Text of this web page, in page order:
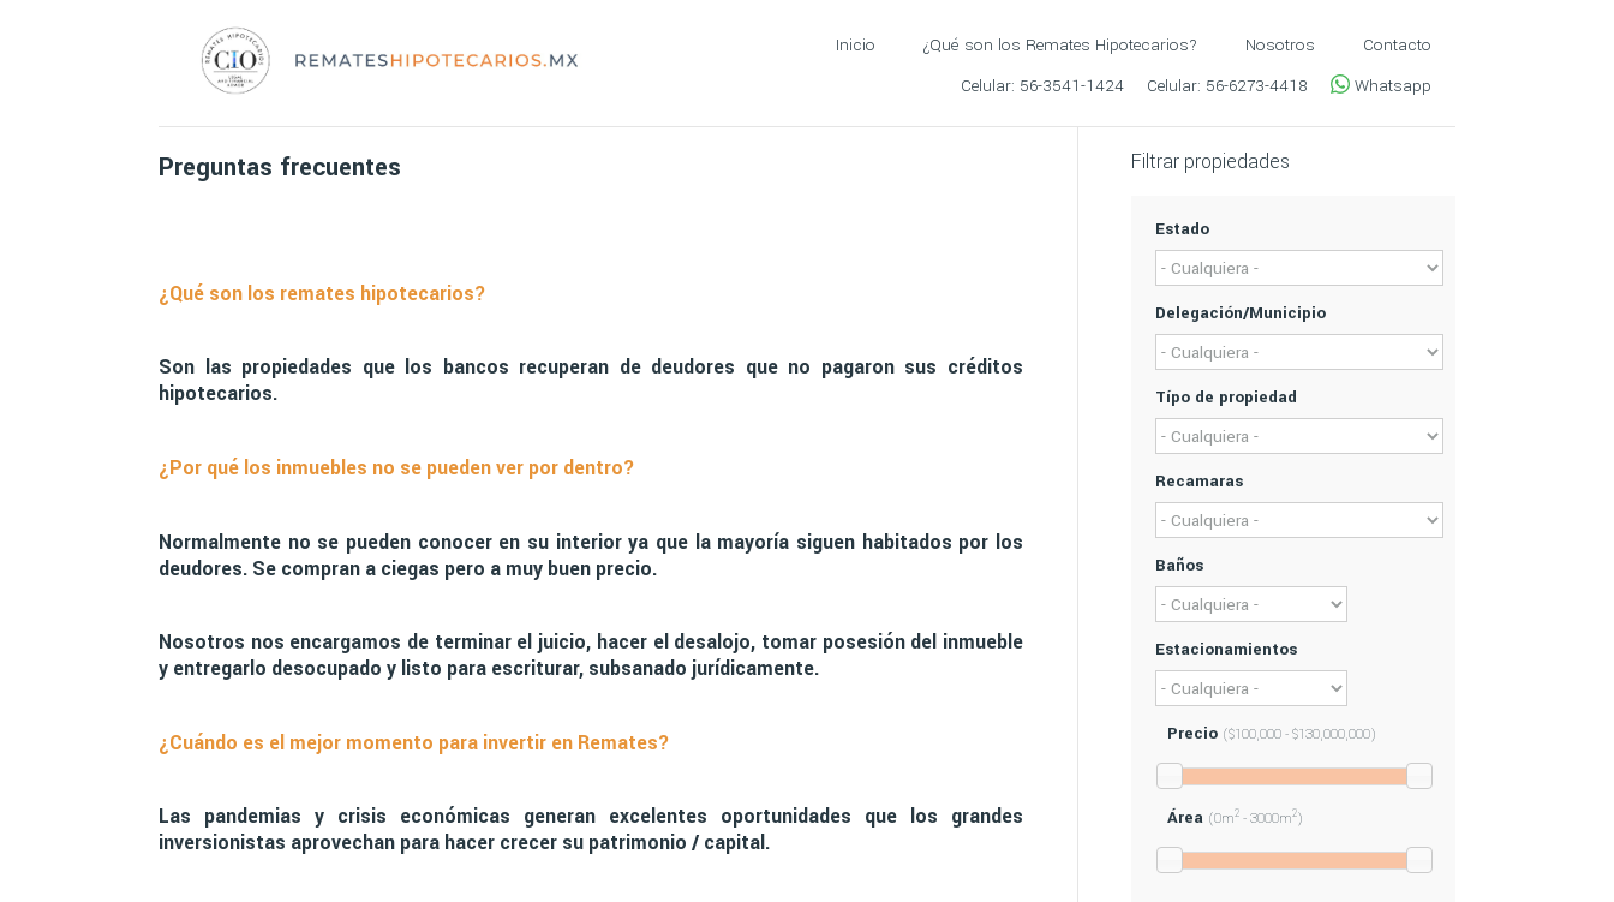
Inicio ¿Qué son los Remates Hipotecarios? Nosotros
Contacto
Celular: 56-3541-1424 Celular: 56-6273-4418 Whatsapp
Filtrar propiedades
Estado
Delegación/Municipio
Típo de propiedad
Recamaras
Baños
Estacionamientos
Precio ($100,000 - $130,000,000)
Área (0m2 - 3000m2)
Preguntas frecuentes
¿Qué son los remates hipotecarios?
Son las propiedades que los bancos recuperan de deudores que no pagaron sus créditos
hipotecarios.
¿Por qué los inmuebles no se pueden ver por dentro?
Normalmente no se pueden conocer en su interior ya que la mayoría siguen habitados por los
deudores. Se compran a ciegas pero a muy buen precio.
Nosotros nos encargamos de terminar el juicio, hacer el desalojo, tomar posesión del inmueble
y entregarlo desocupado y listo para escriturar, subsanado jurídicamente.
¿Cuándo es el mejor momento para invertir en Remates?
Las pandemias y crisis económicas generan excelentes oportunidades que los grandes
inversionistas aprovechan para hacer crecer su patrimonio / capital.